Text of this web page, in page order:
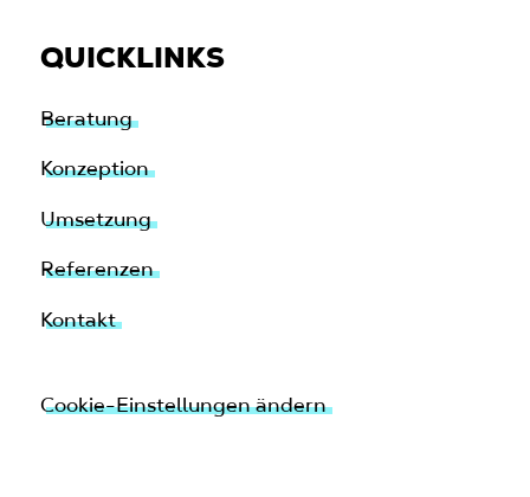
QUICKLINKS
Beratung
Konzeption
Umsetzung
Referenzen
Kontakt
Cookie-Einstellungen ändern